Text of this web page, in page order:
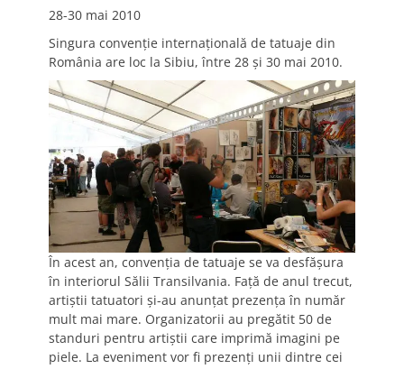
28-30 mai 2010
Singura convenţie internaţională de tatuaje din
România are loc la Sibiu, între 28 şi 30 mai 2010.
În acest an, convenţia de tatuaje se va desfăşura
în interiorul Sălii Transilvania. Faţă de anul trecut,
artiştii tatuatori şi-au anunţat prezenţa în număr
mult mai mare. Organizatorii au pregătit 50 de
standuri pentru artiştii care imprimă imagini pe
piele. La eveniment vor fi prezenţi unii dintre cei